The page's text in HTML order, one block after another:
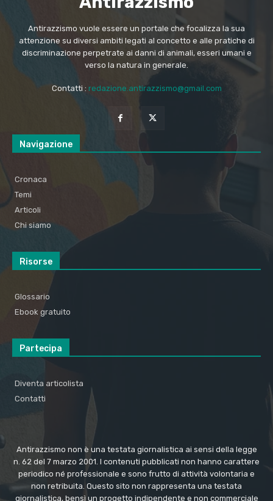
Antirazzismo vuole essere un portale che focalizza la sua
attenzione su diversi ambiti legati al concetto e alle pratiche di
discriminazione perpetrate ai danni di animali, esseri umani e
verso la natura in generale.
Contatti : redazione.antirazzismo@gmail.com
Navigazione
Cronaca
Temi
Articoli
Chi siamo
Risorse
Glossario
Ebook gratuito
Partecipa
Diventa articolista
Contatti
Antirazzismo non è una testata giornalistica ai sensi della legge
n. 62 del 7 marzo 2001. I contenuti pubblicati non hanno carattere
periodico né professionale e sono frutto di attività volontaria e
non retribuita. Questo sito non rappresenta una testata
giornalistica, bensì un progetto indipendente e non commerciale